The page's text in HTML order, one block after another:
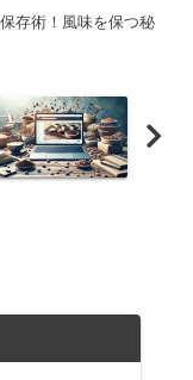
存術！風味を保つ秘